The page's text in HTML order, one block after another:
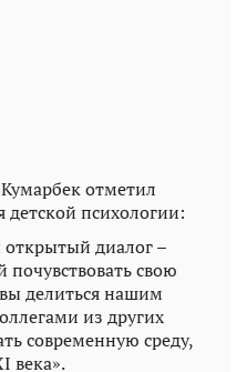
отметил
детской психологии:
открытый диалог –
свою
делиться нашим
из других
современную среду,
века».